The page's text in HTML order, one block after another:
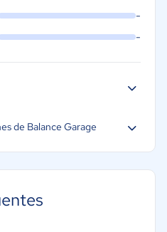
-
-
de Balance Garage